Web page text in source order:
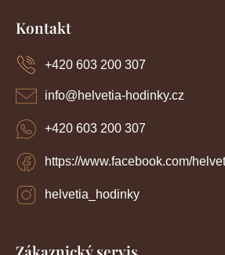
Kontakt
info@helvetia-hodinky.cz
+420 603 200 307
https://www.facebook.com/
helvetia_hodinky
+420 603 200 307